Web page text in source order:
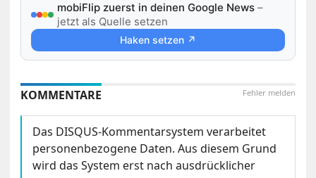
mobiFlip zuerst in deinen Google News –
jetzt als Quelle setzen
Haken setzen ↗
Fehler melden
KOMMENTARE
Das DISQUS-Kommentarsystem verarbeitet
personenbezogene Daten. Aus diesem Grund
wird das System erst nach ausdrücklicher